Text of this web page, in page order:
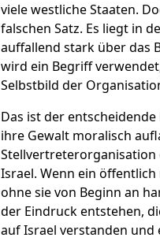
viele westliche Staaten.
falschen Satz. Es liegt in
auffallend stark über das
wird ein Begriff
Selbstbild der
Das ist der
ihre Gewalt moralisch
Stellvertreterorganisation
Israel. Wenn ein
ohne sie von Beginn an
der Eindruck entstehen,
auf Israel verstanden